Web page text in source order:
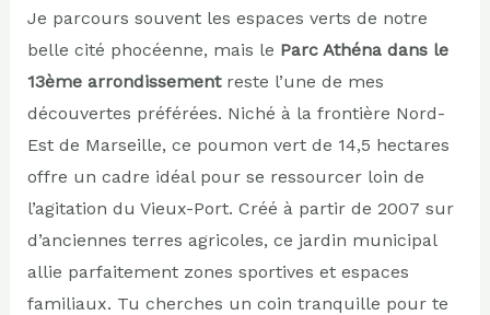
Je parcours souvent les espaces verts de notre
belle cité phocéenne, mais le Parc Athéna dans le
13ème arrondissementreste l’une de mes
découvertes préférées. Niché à la frontière Nord-
Est de Marseille, ce poumon vert de 14,5 hectares
offre un cadre idéal pour se ressourcer loin de
l’agitation du Vieux-Port. Créé à partir de 2007 sur
d’anciennes terres agricoles, ce jardin municipal
allie parfaitement zones sportives et espaces
familiaux. Tu cherches un coin tranquille pour te